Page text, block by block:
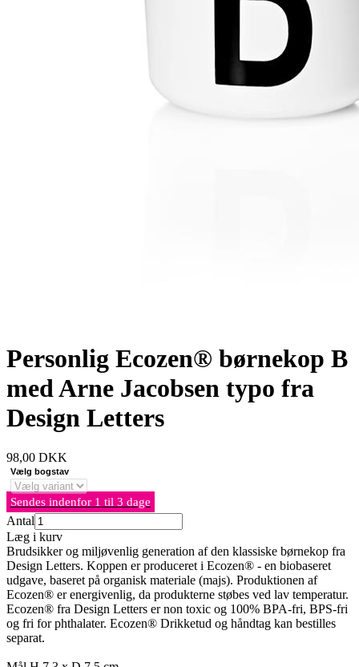
Personlig Ecozen® børnekop B
med Arne Jacobsen typo fra
Design Letters
98,00 DKK
Vælg bogstav
Sendes indenfor 1 til 3 dage
Antal
Læg i kurv
Brudsikker og miljøvenlig generation af den klassiske børnekop fra
Design Letters. Koppen er produceret i Ecozen® - en biobaseret
udgave, baseret på organisk materiale (majs). Produktionen af
Ecozen® er energivenlig, da produkterne støbes ved lav temperatur.
Ecozen® fra Design Letters er non toxic og 100% BPA-fri, BPS-fri
og fri for phthalater. Ecozen® Drikketud og håndtag kan bestilles
separat.